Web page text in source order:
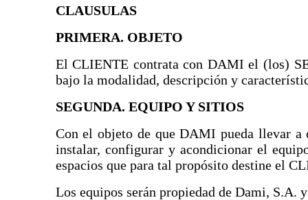
CLAUSULAS
PRIMERA. OBJETO
El CLIENTE contrata con DAMI el (los)
bajo la modalidad, descripción y
SEGUNDA. EQUIPO Y SITIOS
Con el objeto de que DAMI pueda llevar a
instalar, configurar y acondicionar el
espacios que para tal propósito destine el
Los equipos serán propiedad de Dami, S.A.